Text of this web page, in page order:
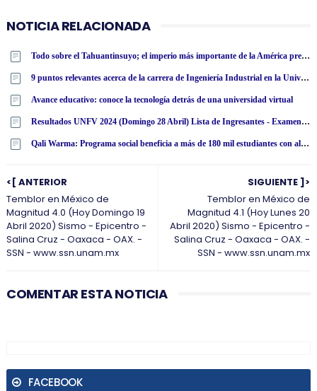
NOTICIA RELACIONADA
Todo sobre el Tahuantinsuyo; el imperio más importante de la América precolombina
9 puntos relevantes acerca de la carrera de Ingeniería Industrial en la Universidad Tecnológica Latinoamericana en línea
Avance educativo: conoce la tecnología detrás de una universidad virtual
Resultados UNFV 2024 (Domingo 28 Abril) Lista de Ingresantes - Examen Admisión Ordinario y Extraordinario - Universidad Nacional Federico Villarreal - www·unfv·edu·pe
Qali Warma: Programa social beneficia a más de 180 mil estudiantes con alimentos nutritivos en San Martín
SIGUIENTE ]>
Temblor en México de
Magnitud 4.1 (Hoy Lunes 20
Abril 2020) Sismo - Epicentro -
Salina Cruz - Oaxaca - OAX. -
SSN - www.ssn.unam.mx
<[ ANTERIOR
Temblor en México de
Magnitud 4.0 (Hoy Domingo 19
Abril 2020) Sismo - Epicentro -
Salina Cruz - Oaxaca - OAX. -
SSN - www.ssn.unam.mx
COMENTAR ESTA NOTICIA
FACEBOOK